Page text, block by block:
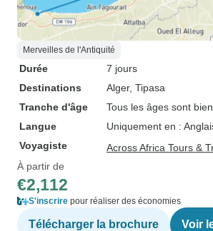
Merveilles de l'Antiquité
Durée
7 jours
Destinations
Alger, Tipasa
Tranche d'âge
Tous les âges sont
Langue
Uniquement en :
Voyagiste
Across Africa Tours &
À partir de
€2,112
S'inscrire pour réaliser des économies
Télécharger la brochure Voir